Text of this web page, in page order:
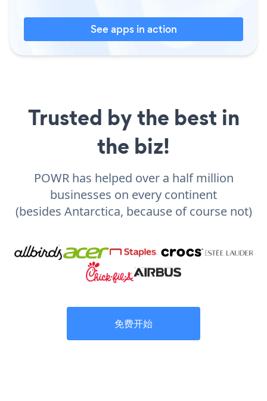
See apps in action
Trusted by the best in
the biz!
POWR has helped over a half million
businesses on every continent
(besides Antarctica, because of course not)
免费开始